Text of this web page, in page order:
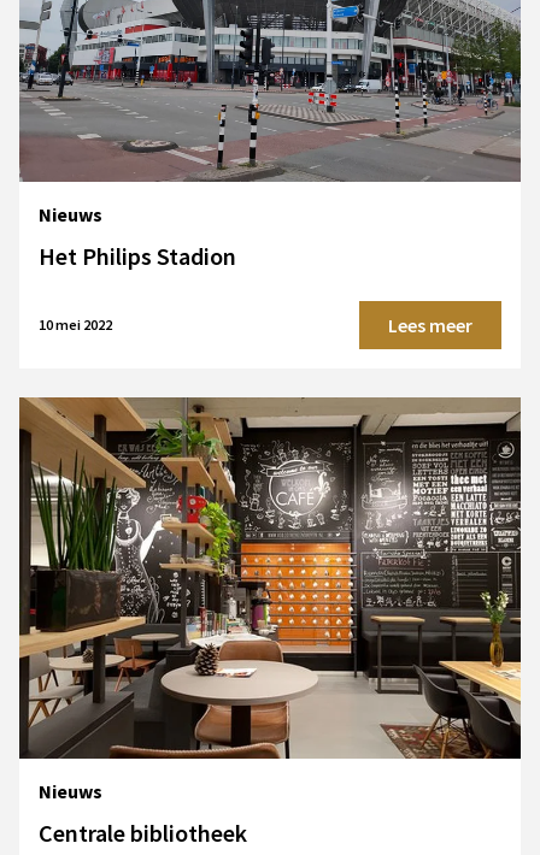
Nieuws
Het Philips Stadion
10 mei 2022 Lees meer
Nieuws
Centrale bibliotheek